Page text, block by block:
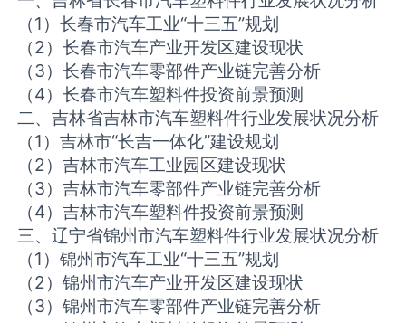
（1）长春市汽车工业“十三五”规划
（2）长春市汽车产业开发区建设现状
（3）长春市汽车零部件产业链完善分析
（4）长春市汽车塑料件投资前景预测
二、吉林省吉林市汽车塑料件行业发展状况分析
（1）吉林市“长吉一体化”建设规划
（2）吉林市汽车工业园区建设现状
（3）吉林市汽车零部件产业链完善分析
（4）吉林市汽车塑料件投资前景预测
三、辽宁省锦州市汽车塑料件行业发展状况分析
（1）锦州市汽车工业“十三五”规划
（2）锦州市汽车产业开发区建设现状
（3）锦州市汽车零部件产业链完善分析